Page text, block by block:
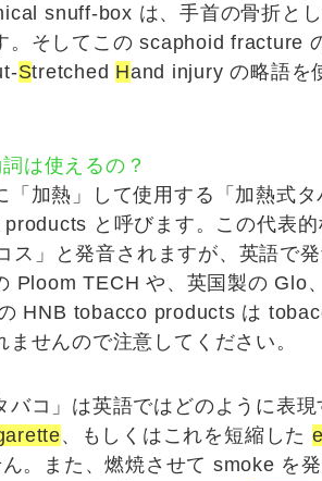
snuff-box は、手首の骨折と
。そしてこの scaphoid fracture
Stretched Hand injury の略語を
は使えるの？
加熱」して使用する「 加熱式タ
と呼びます。この代表
ス」と発音されますが、英語で発
Ploom TECH や、英国製の Glo
HNB tobacco products は
せんので注意してください。
バコ 」は英語ではどのように表
、もしくはこれを短縮した
。
また、燃焼させて smoke を